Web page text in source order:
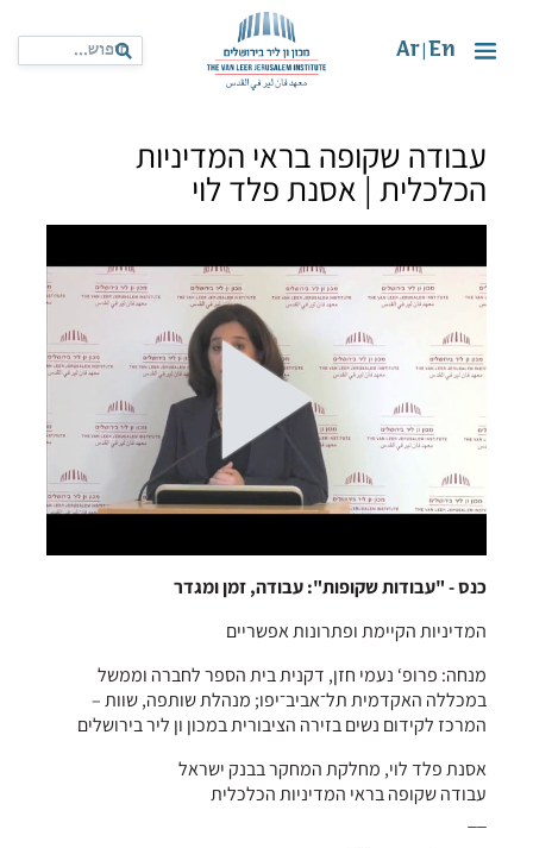
En
Ar
עבודה שקופה בראי המדיניות
הכלכלית | אסנת פלד לוי
כנס - "עבודות שקופות": עבודה, זמן ומגדר
המדיניות הקיימת ופתרונות אפשריים
מנחה: פרופ‘ נעמי חזן, דקנית בית הספר לחברה וממשל
במכללה האקדמית תל־אביב־יפו; מנהלת שותפה, שוות –
המרכז לקידום נשים בזירה הציבורית במכון ון ליר בירושלים
אסנת פלד לוי, מחלקת המחקר בבנק ישראל
עבודה שקופה בראי המדיניות הכלכלית